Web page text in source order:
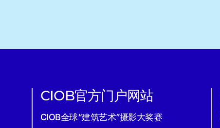
CIOB官方门户网站
CIOB全球“建筑艺术”摄影大奖赛